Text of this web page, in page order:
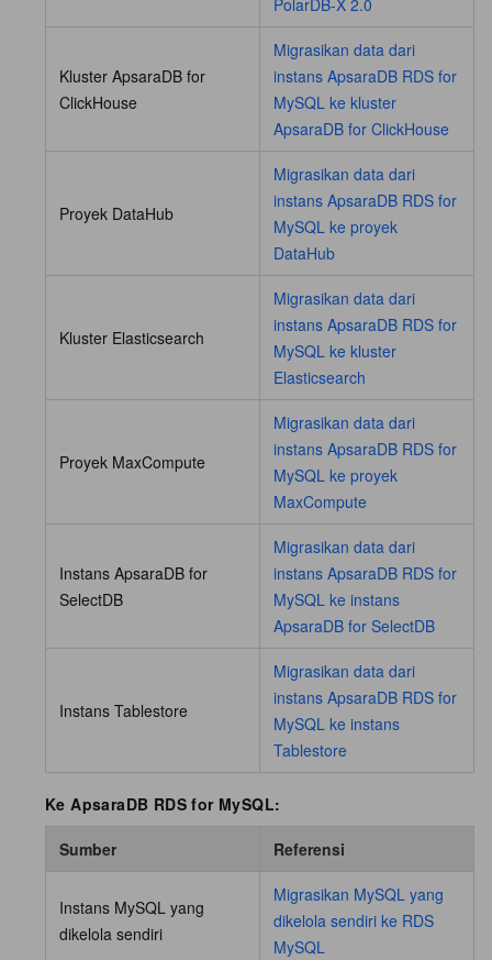
PolarDB-X 2.0
Kluster ApsaraDB for
ClickHouse
Migrasikan data dari
instans ApsaraDB RDS for
MySQL ke kluster
ApsaraDB for ClickHouse
Proyek DataHub
Migrasikan data dari
instans ApsaraDB RDS for
MySQL ke proyek
DataHub
Kluster Elasticsearch
Migrasikan data dari
instans ApsaraDB RDS for
MySQL ke kluster
Elasticsearch
Proyek MaxCompute
Migrasikan data dari
instans ApsaraDB RDS for
MySQL ke proyek
MaxCompute
Instans ApsaraDB for
SelectDB
Migrasikan data dari
instans ApsaraDB RDS for
MySQL ke instans
ApsaraDB for SelectDB
Instans Tablestore
Migrasikan data dari
instans ApsaraDB RDS for
MySQL ke instans
Tablestore
Ke ApsaraDB RDS for MySQL:
Sumber Referensi
Instans MySQL yang
dikelola sendiri
Migrasikan MySQL yang
dikelola sendiri ke RDS
MySQL